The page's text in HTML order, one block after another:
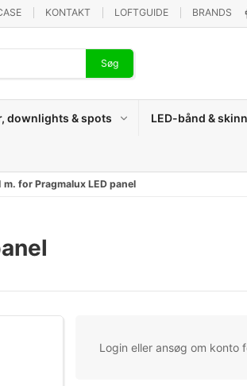
KONTAKT LOFTGUIDE BRANDS
Søg
downlights & spots LED-bånd &
m. for Pragmalux LED panel
Login eller ansøg om konto